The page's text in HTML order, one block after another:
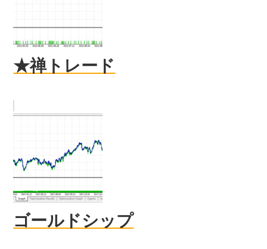
★禅トレード
ゴールドシップ